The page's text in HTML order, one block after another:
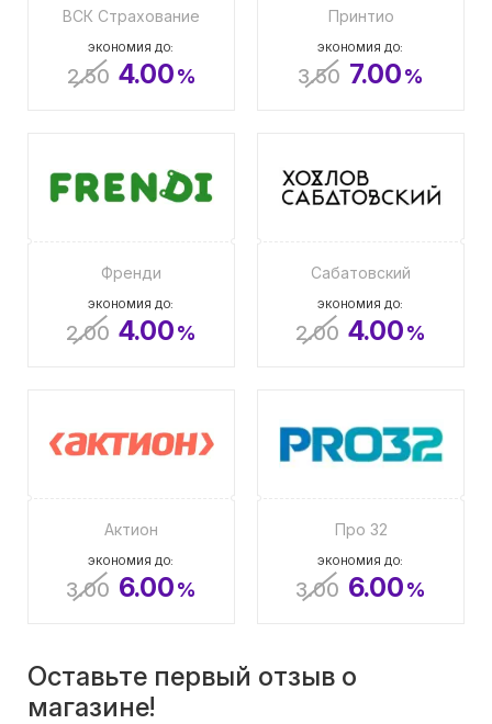
ВСК Страхование
ЭКОНОМИЯ ДО:
2.50 4.00%
Принтио
ЭКОНОМИЯ ДО:
3.50 7.00%
Френди
ЭКОНОМИЯ ДО:
2.00 4.00%
Сабатовский
ЭКОНОМИЯ ДО:
2.00 4.00%
Актион
ЭКОНОМИЯ ДО:
3.00 6.00%
Про 32
ЭКОНОМИЯ ДО:
3.00 6.00%
Оставьте первый отзыв о
магазине!